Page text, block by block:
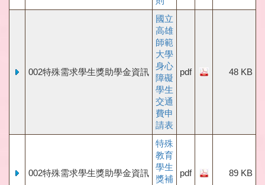
002特殊需求學生獎助學金資訊
國立
高雄
師範
大學
身心
障礙
學生
交通
費申
請表
pdf 48 KB
002特殊需求學生獎助學金資訊
特殊
教育
學生
獎補
pdf 89 KB